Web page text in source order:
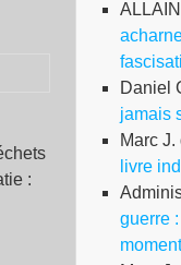
:
ALLAIN
Daniel
jamais
Marc J.
livre
guerre
moment